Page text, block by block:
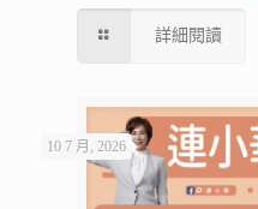
詳細閱讀
10 7 月, 2026